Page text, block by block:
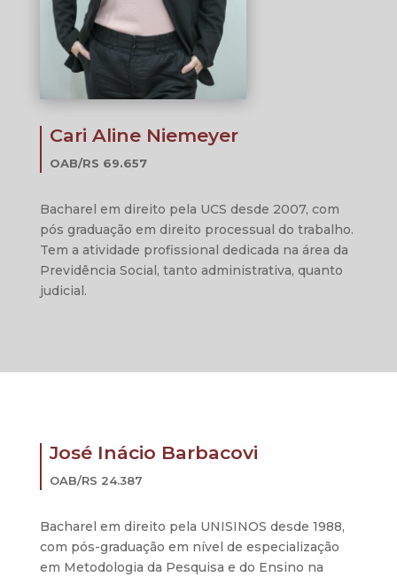
Cari Aline Niemeyer
OAB/RS 69.657
Bacharel em direito pela UCS desde 2007, com
pós graduação em direito processual do trabalho.
Tem a atividade profissional dedicada na área da
Previdência Social, tanto administrativa, quanto
judicial.
José Inácio Barbacovi
OAB/RS 24.387
Bacharel em direito pela UNISINOS desde 1988,
com pós-graduação em nível de especialização
em Metodologia da Pesquisa e do Ensino na